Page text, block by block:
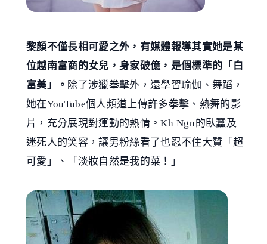
黎顏不僅長相可愛之外，有媒體報導其實她是某
位越南富商的女兒，身家破億，是個標準的「白
富美」。 除了涉獵拳擊外，還學習瑜伽、舞蹈，
她在YouTube個人頻道上傳許多拳擊、熱舞的影
片，充分展現對運動的熱情。Kh Ngn的臥蠶及
迷死人的笑容，讓男粉絲看了也忍不住大贊「超
可愛」、「淡妝自然是我的菜！」